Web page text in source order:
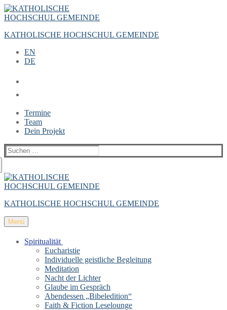
Zum
Inhalt
Menü
Schließen
KATHOLISCHE HOCHSCHUL GEMEINDE
EN
DE
Termine
Team
Dein Projekt
Suchen
nach:
KATHOLISCHE HOCHSCHUL GEMEINDE
Menü
Spiritualität
Eucharistie
Individuelle geistliche Begleitung
Meditation
Nacht der Lichter
Glaube im Gespräch
Abendessen „Bibeledition“
Faith & Fiction Leselounge